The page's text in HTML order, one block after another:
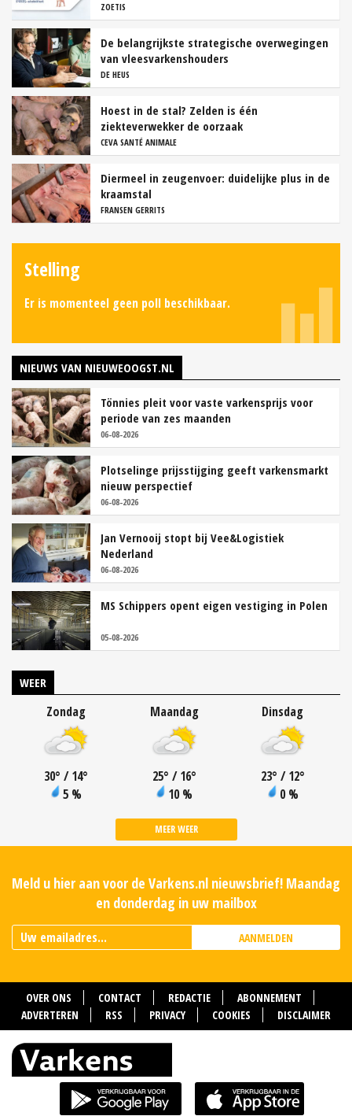
ZOETIS
De belangrijkste strategische overwegingen
van vleesvarkenshouders
DE HEUS
Hoest in de stal? Zelden is één
ziekteverwekker de oorzaak
CEVA SANTÉ ANIMALE
Diermeel in zeugenvoer: duidelijke plus in de
kraamstal
FRANSEN GERRITS
Stelling
Er is momenteel geen poll beschikbaar.
NIEUWS VAN NIEUWEOOGST.NL
Tönnies pleit voor vaste varkensprijs voor
periode van zes maanden
06-08-2026
Plotselinge prijsstijging geeft varkensmarkt
nieuw perspectief
06-08-2026
Jan Vernooij stopt bij Vee&Logistiek
Nederland
06-08-2026
MS Schippers opent eigen vestiging in Polen
05-08-2026
WEER
Zondag
30° / 14°
5 %
Maandag
25° / 16°
10 %
Dinsdag
23° / 12°
0 %
MEER WEER
Meld u hier aan voor de Varkens.nl nieuwsbrief! Maandag
en donderdag in uw mailbox
AANMELDEN
OVER ONS CONTACT REDACTIE
ABONNEMENT
ADVERTEREN
RSS PRIVACY COOKIES DISCLAIMER